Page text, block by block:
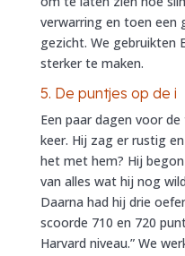
verwarring en toen een
gezicht. We gebruikten
sterker te maken.
5. De puntjes op de i
Een paar dagen voor
keer. Hij zag er rustig
het met hem? Hij
van alles wat hij nog
Daarna had hij drie
scoorde 710 en 720
Harvard niveau.” We